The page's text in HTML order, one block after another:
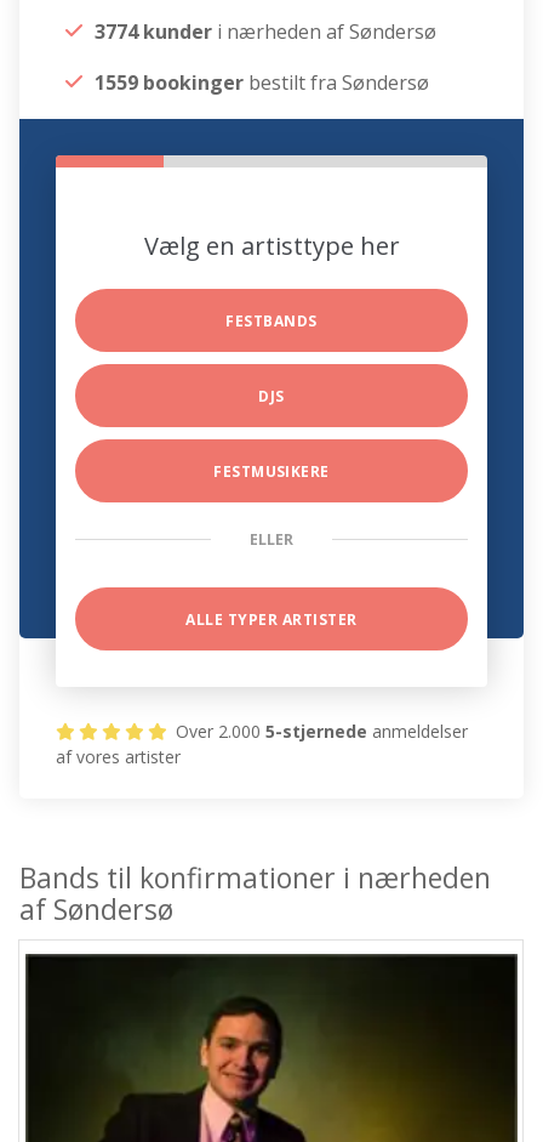
3774 kunder i nærheden af Søndersø
1559 bookinger bestilt fra Søndersø
Vælg en artisttype her
FESTBANDS
DJS
FESTMUSIKERE
ELLER
ALLE TYPER ARTISTER
Over 2.0005-stjernede anmeldelser
af vores artister
Bands til konfirmationer i nærheden
af Søndersø